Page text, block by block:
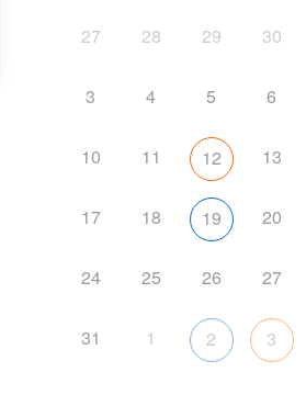
27
28 29 30
3 4 5 6
10 11 12 13
17 18 19 20
24 25 26 27
31 1 2 3